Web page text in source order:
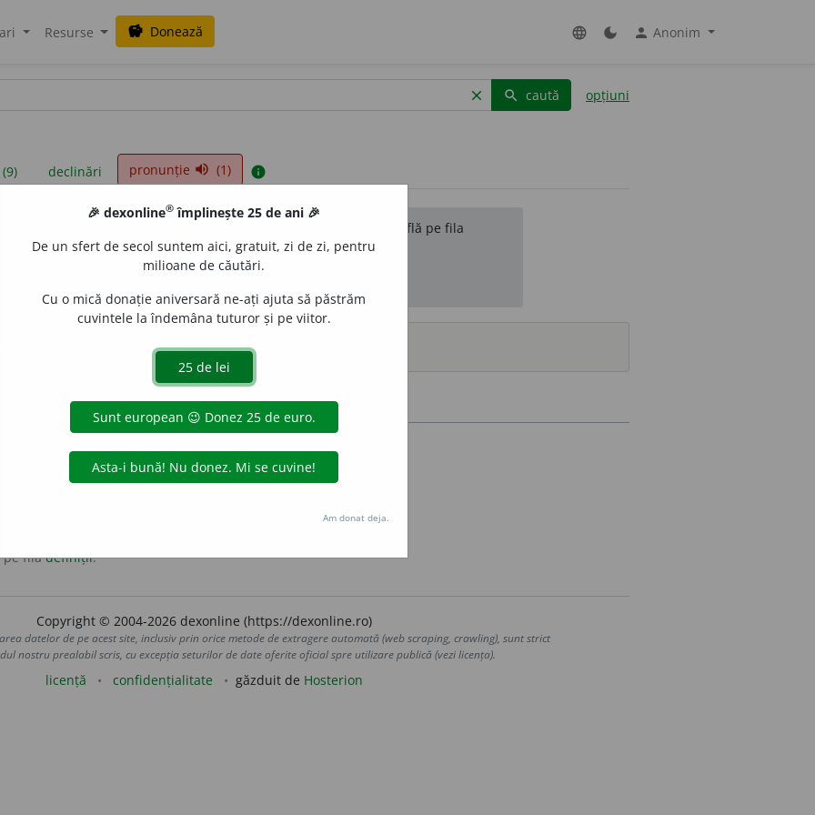
Resurse savings Donează language dark_mode person Anonim
clear search caută opțiuni
declinări pronunție volume_up (1) info
sunt compilate de echipa dexonline. Definițiile originale se află pe fila
reordona filele pe pagina depreferințe.
surse
care susține anexionismul, specific anexionismului.
pe filadefiniții.
Copyright © 2004-2026 dexonline (https://dexonline.ro)
datelor de pe acest site, inclusiv prin orice metode de extragere automată (web scraping, crawling), sunt strict
nostru prealabil scris, cu excepția seturilor de date oferite oficial spre utilizare publică (vezi licența).
licență confidențialitate găzduit de Hosterion
🎉 dexonline® împlinește 25 de ani 🎉
De un sfert de secol suntem aici, gratuit, zi de zi, pentru
milioane de căutări.
Cu o mică donație aniversară ne-ați ajuta să păstrăm
cuvintele la îndemâna tuturor și pe viitor.
Am donat deja.